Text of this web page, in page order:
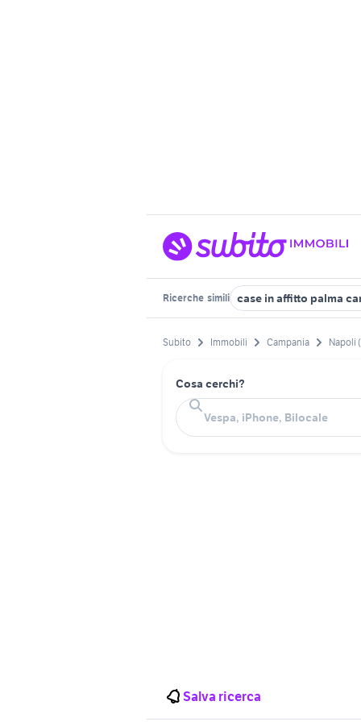
Ricerche simili case in affitto palma
Subito Immobili Campania Napoli
Cosa cerchi?
Salva ricerca